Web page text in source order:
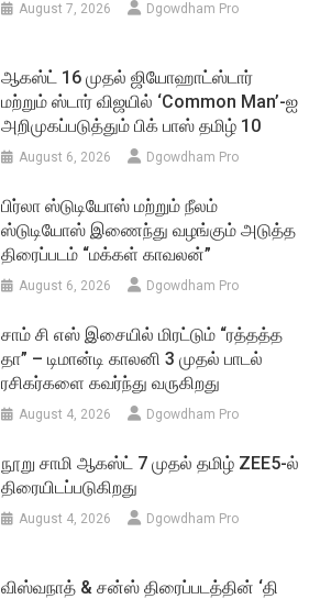
August 7, 2026 Dgowdham Pro
ஆகஸ்ட் 16 முதல் ஜியோஹாட்ஸ்டார்
மற்றும் ஸ்டார் விஜயில் ‘Common Man’-ஐ
அறிமுகப்படுத்தும் பிக் பாஸ் தமிழ் 10
August 6, 2026 Dgowdham Pro
பிர்லா ஸ்டுடியோஸ் மற்றும் நீலம்
ஸ்டுடியோஸ் இணைந்து வழங்கும் அடுத்த
திரைப்படம் “மக்கள் காவலன்”
August 6, 2026 Dgowdham Pro
சாம் சி எஸ் இசையில் மிரட்டும் “ரத்தத்த
தா” – டிமான்டி காலனி 3 முதல் பாடல்
ரசிகர்களை கவர்ந்து வருகிறது
August 4, 2026 Dgowdham Pro
நூறு சாமி ஆகஸ்ட் 7 முதல் தமிழ் ZEE5-ல்
திரையிடப்படுகிறது
August 4, 2026 Dgowdham Pro
விஸ்வநாத் & சன்ஸ் திரைப்படத்தின் ‘தி